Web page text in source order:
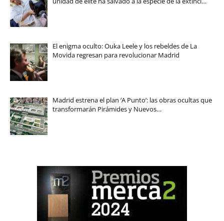
El enigma oculto: Ouka Leele y los rebeldes de La
Movida regresan para revolucionar Madrid
Madrid estrena el plan ‘A Punto’: las obras ocultas que
transformarán Pirámides y Nuevos…